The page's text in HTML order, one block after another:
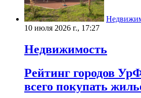
10 июля 2026 г., 17:27
Недвижимость
Рейтинг городов
всего покупать